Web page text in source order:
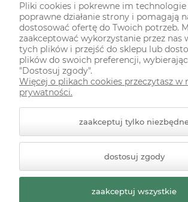
ODWIEDŹ NAS NA
Styl graficzny ShopGadget.pl
Sklep
Premium
Pliki cookies i pokrewne im
poprawne działanie strony i pomagają
dostosować ofertę do Twoich potrzeb.
zaakceptować wykorzystanie przez nas
tych plików i przejść do sklepu lub
plików do swoich preferencji,
"Dostosuj zgody".
Więcej o plikach cookies przeczytasz w
prywatności.
zaakceptuj tylko
dostosuj zgody
zaakceptuj wszystkie